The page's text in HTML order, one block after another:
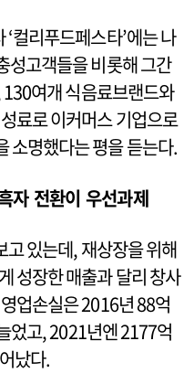
컬리푸드페스타’에는 나
성고객들을 비롯해 그간
여개 식음료브랜드와
료로 이커머스 기업으로
소명했다는 평을 듣는다.
전환이 우선과제
고 있는데, 재상장을 위해
성장한 매출과 달리 창사
업손실은 2016년 88억
었고, 2021년엔 2177억
났다.